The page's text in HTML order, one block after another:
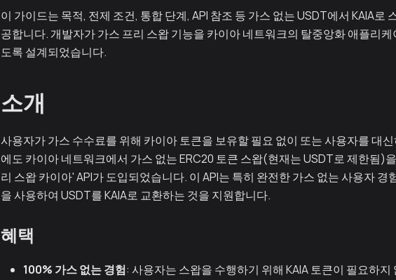
이 가이드는 목적, 전제 조건, 통합 단계, API 참조 등 가스 없는 USDT에서 KAIA로
공합니다. 개발자가 가스 프리 스왑 기능을 카이아 네트워크의 탈중앙화 애플리
도록 설계되었습니다.
소개
사용자가 가스 수수료를 위해 카이아 토큰을 보유할 필요 없이 또는 사용자를 대
에도 카이아 네트워크에서 가스 없는 ERC20 토큰 스왑(현재는 USDT로 제한됨)
리 스왑 카이아' API가 도입되었습니다. 이 API는 특히 완전한 가스 없는 사용자 경
을 사용하여 USDT를 KAIA로 교환하는 것을 지원합니다.
혜택
100% 가스 없는 경험: 사용자는 스왑을 수행하기 위해 KAIA 토큰이 필요하지